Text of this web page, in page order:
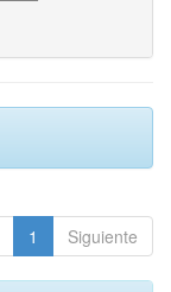
1 Siguiente